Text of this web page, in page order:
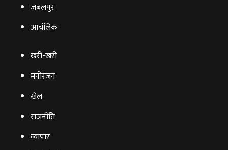
जबलपुर
आचंलिक
खरी-खरी
मनोरंजन
खेल
राजनीति
व्‍यापार